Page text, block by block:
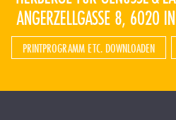
PRINTPROGRAMM ETC. DOWNLOADEN